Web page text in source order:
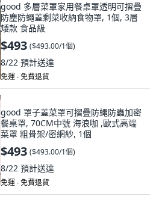
good 多層菜罩家用餐桌罩透明可摺疊
防塵防蠅蓋剩菜收納食物罩, 1個, 3層
矮款 食品級
$493 ($493.00/1個)
8/22 預計送達
免運 ∙ 免費退貨
good 罩子蓋菜罩可摺疊防蠅防蟲加密
餐桌罩, 70CM中號 海浪咖 ,歐式高端
菜罩 粗骨架/密網紗, 1個
$493 ($493.00/1個)
8/22 預計送達
免運 ∙ 免費退貨